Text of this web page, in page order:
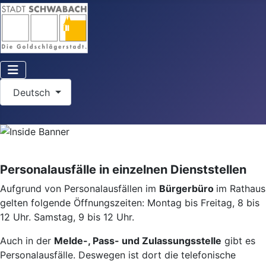
Deutsch
Personalausfälle in einzelnen Dienststellen
Aufgrund von Personalausfällen im Bürgerbüro im Rathaus
gelten folgende Öffnungszeiten: Montag bis Freitag, 8 bis
12 Uhr. Samstag, 9 bis 12 Uhr.
Auch in der Melde-, Pass- und Zulassungsstelle gibt es
Personalausfälle. Deswegen ist dort die telefonische